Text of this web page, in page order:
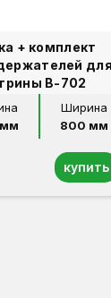
+ комплект
для
В-702
Ширина
800 мм
купить